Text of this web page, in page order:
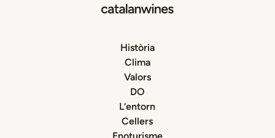
Història
Clima
Valors
DO
L’entorn
Cellers